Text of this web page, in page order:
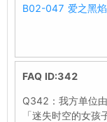
B02-047 爱之黑
FAQ ID:342
Q342：我方单位
「迷失时空的女